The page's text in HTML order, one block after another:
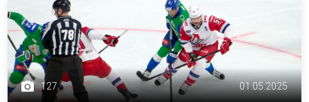
127 01.05.2025